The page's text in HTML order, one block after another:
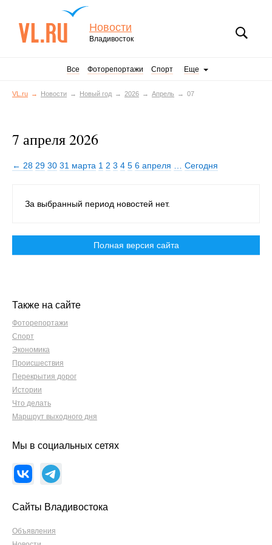
Новости
Владивосток
Все Фоторепортажи Спорт Еще
VL.ru Новости Новый год 2026 Апрель 07
7 апреля 2026
← 28 29 30 31 марта 1 2 3 4 5 6 апреля Сегодня
За выбранный период новостей нет.
Полная версия сайта
Также на сайте
Фоторепортажи
Спорт
Экономика
Происшествия
Перекрытия дорог
Истории
Что делать
Маршрут выходного дня
Мы в социальных сетях
Сайты Владивостока
Объявления